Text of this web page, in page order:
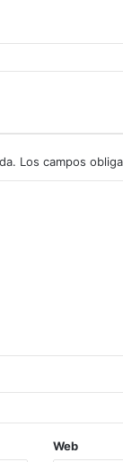
Los campos
Web